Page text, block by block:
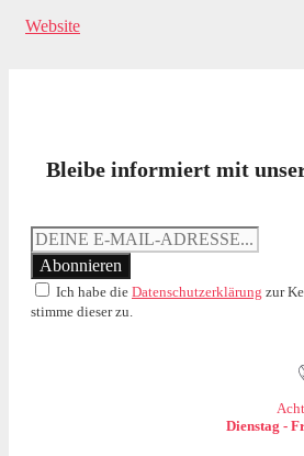
Website
Bleibe informiert mit
Ich habe die Datenschutzerklärung zur
stimme dieser zu.
Dienstag -